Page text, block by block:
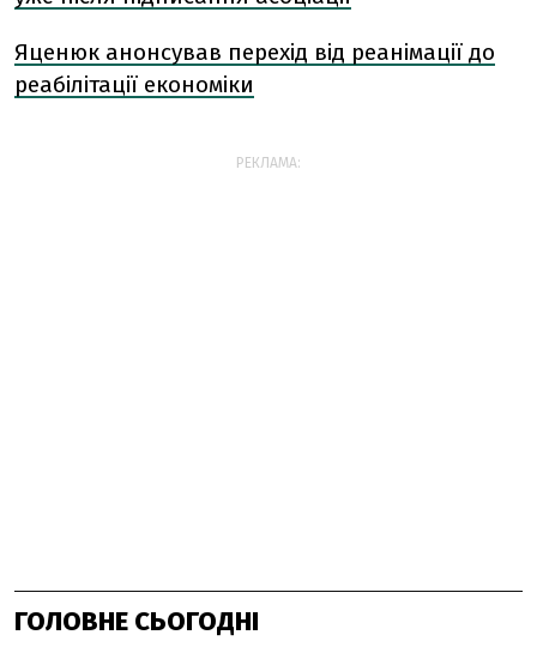
Яценюк анонсував перехід від реанімації до
реабілітації економіки
РЕКЛАМА:
ГОЛОВНЕ СЬОГОДНІ